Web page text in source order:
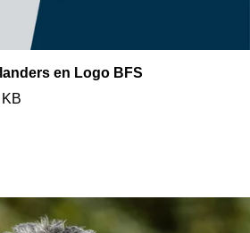
en Logo BFS